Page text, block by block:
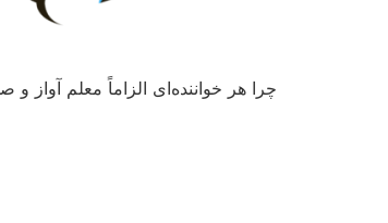
چرا هر خواننده‌ای الزاماً معلم آواز